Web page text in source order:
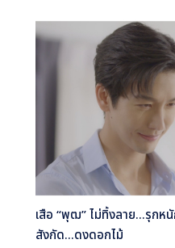
เสือ “พุฒ” ไม่ทิ้งลาย...รุกหนั
สังกัด...ดงดอกไม้